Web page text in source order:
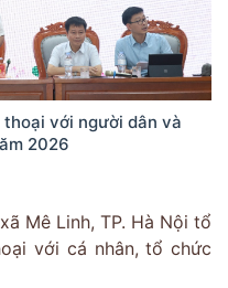
với người dân và
2026
Mê Linh, TP. Hà Nội tổ
với cá nhân, tổ chức